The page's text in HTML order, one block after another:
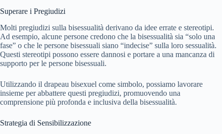
Superare i Pregiudizi
Molti pregiudizi sulla bisessualità derivano da idee errate e stereotipi.
Ad esempio, alcune persone credono che la bisessualità sia “solo una
fase” o che le persone bisessuali siano “indecise” sulla loro sessualità.
Questi stereotipi possono essere dannosi e portare a una mancanza di
supporto per le persone bisessuali.
Utilizzando il drapeau bisexuel come simbolo, possiamo lavorare
insieme per abbattere questi pregiudizi, promuovendo una
comprensione più profonda e inclusiva della bisessualità.
Strategia di Sensibilizzazione